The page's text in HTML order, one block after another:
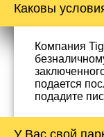
Каковы
Компания
подается
подадите
У Вас свой